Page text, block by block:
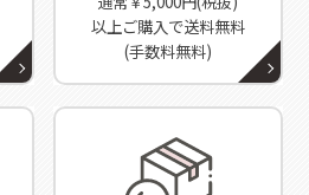
以上ご購入で送料無料
(手数料無料)